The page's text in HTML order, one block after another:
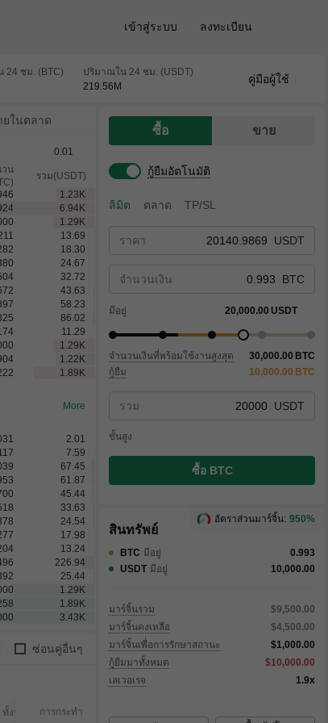
เข้าสู่ระบบ ลงทะเบียน
24 ชม. (BTC)
ปริมาณใน 24 ชม. (USDT)
219.56 M
คู่มือผู้ใช้
ยในตลาด
0.01
วน
รวม(USDT)
1.23 K
6.94 K
1.29 K
13.69
18.30
24.67
32.72
43.63
58.23
86.02
11.29
1.29 K
1.22 K
1.89 K
More
2.01
7.59
67.45
61.87
45.44
33.63
24.54
17.98
13.24
226.94
25.44
1.29 K
1.89 K
3.43 K
ซ่อนคู่อื่นๆ
ทั้งหมด การกระทำ
ซื้อ ขาย
กู้ยืมอัตโนมัติ
ลิมิต ตลาด TP/SL
ราคา USDT
จำนวนเงิน BTC
มีอยู่ 20,000.00 USDT
จำนวนเงินที่พร้อมใช้งานสูงสุด 30,000.00 BTC
กู้ยืม
10,000.00 BTC
รวม USDT
ขั้นสูง
ซื้อ BTC
สินทรัพย์
BTC มีอยู่
0.993
USDT มีอยู่ 10,000.00
มาร์จิ้นรวม
$9,500.00
มาร์จิ้นคงเหลือ
$4,500.00
มาร์จิ้นเพื่อการรักษาสถานะ
$1,000.00
กู้ยืมมาทั้งหมด
$10,000.00
เลเวอเรจ
1.9x
อัตราส่วนมาร์จิ้น: 950%